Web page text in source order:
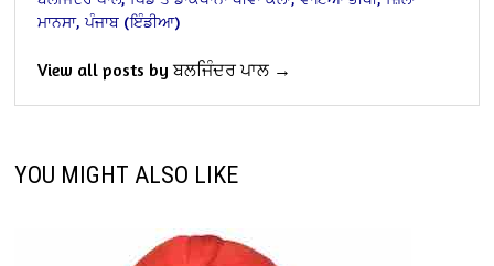
ਮਾਨਸਾ, ਪੰਜਾਬ (ਇੰਡੀਆ)
View all posts by ਬਲਜਿੰਦਰ ਪਾਲ →
YOU MIGHT ALSO LIKE